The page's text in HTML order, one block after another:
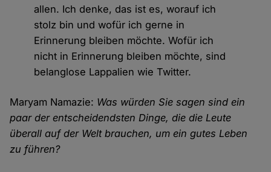
allen. Ich denke, das ist es, worauf ich
stolz bin und wofür ich gerne in
Erinnerung bleiben möchte. Wofür ich
nicht in Erinnerung bleiben möchte, sind
belanglose Lappalien wie Twitter.
Maryam Namazie: Was würden Sie sagen sind ein
paar der entscheidendsten Dinge, die die Leute
überall auf der Welt brauchen, um ein gutes Leben
zu führen?